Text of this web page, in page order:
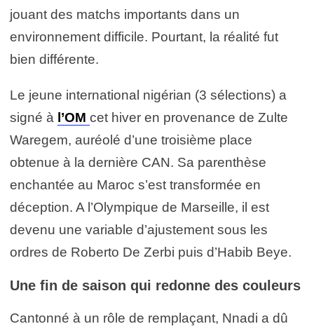
jouant des matchs importants dans un
environnement difficile. Pourtant, la réalité fut
bien différente.
Le jeune international nigérian (3 sélections) a
signé à l’OM cet hiver en provenance de Zulte
Waregem, auréolé d’une troisième place
obtenue à la dernière CAN. Sa parenthèse
enchantée au Maroc s’est transformée en
déception. A l’Olympique de Marseille, il est
devenu une variable d’ajustement sous les
ordres de Roberto De Zerbi puis d’Habib Beye.
Une fin de saison qui redonne des couleurs
Cantonné à un rôle de remplaçant, Nnadi a dû